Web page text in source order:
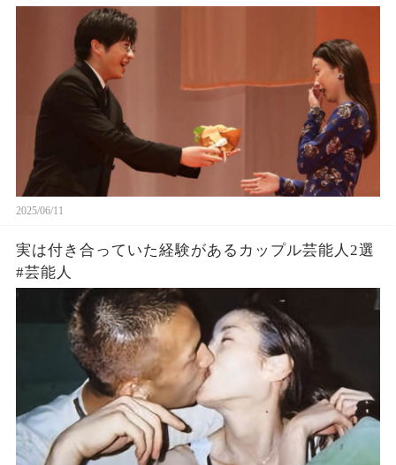
2025/06/11
実は付き合っていた経験があるカップル芸能人2選
#芸能人